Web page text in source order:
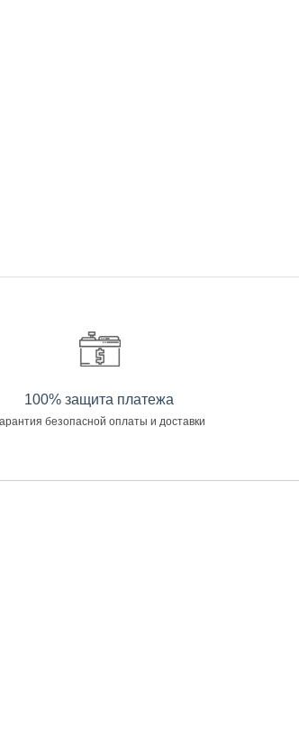
100% защита платежа
безопасной оплаты и доставки